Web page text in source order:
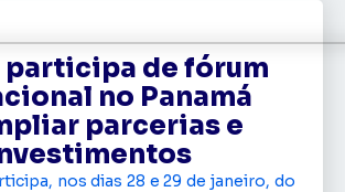
participa de fórum
no Panamá
parcerias e
nos dias 28 e 29 de janeiro, do